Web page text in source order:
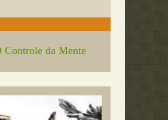
Controle da Mente